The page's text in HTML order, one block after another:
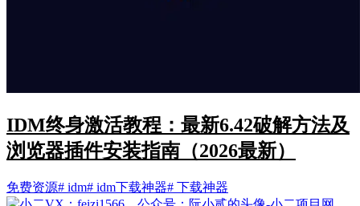
IDM终身激活教程：最新6.42破解方法及
浏览器插件安装指南（2026最新）
免费资源# idm# idm下载神器# 下载神器